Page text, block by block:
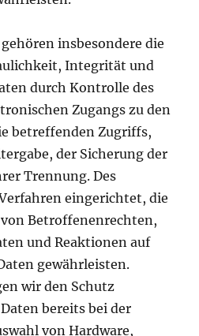
insbesondere die
Integrität und
durch Kontrolle des
Zugangs zu den
betreffenden Zugriffs,
der Sicherung der
Trennung. Des
eingerichtet, die
Betroffenenrechten,
und Reaktionen auf
gewährleisten.
wir den Schutz
bereits bei der
von Hardware,